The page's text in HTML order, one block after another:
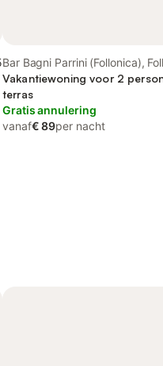
Bar Bagni Parrini (Follonica),
Vakantiewoning voor 2
terras
Gratis annulering
vanaf€ 89per nacht